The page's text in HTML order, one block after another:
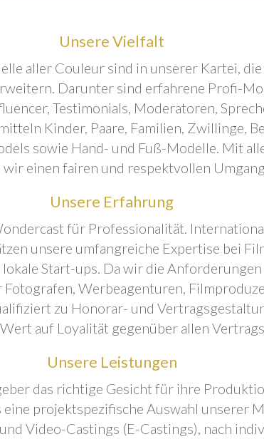
Unsere Vielfalt
aller Couleur sind in unserer Kartei,
Darunter sind erfahrene Profi-
Testimonials, Moderatoren,
Kinder, Paare, Familien, Zwillinge,
sowie Hand- und Fuß-Modelle. Mit
wir einen fairen und respektvollen
Unsere Erfahrung
für Professionalität.
unsere umfangreiche Expertise bei
Start-ups. Da wir die
Fotografen, Werbeagenturen,
zu Honorar- und
auf Loyalität gegenüber allen
Unsere Leistungen
das richtige Gesicht für ihre
projektspezifische Auswahl unserer
Video-Castings (E-Castings), nach